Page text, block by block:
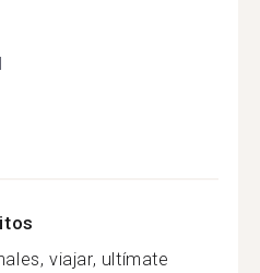
viajar, ultímate